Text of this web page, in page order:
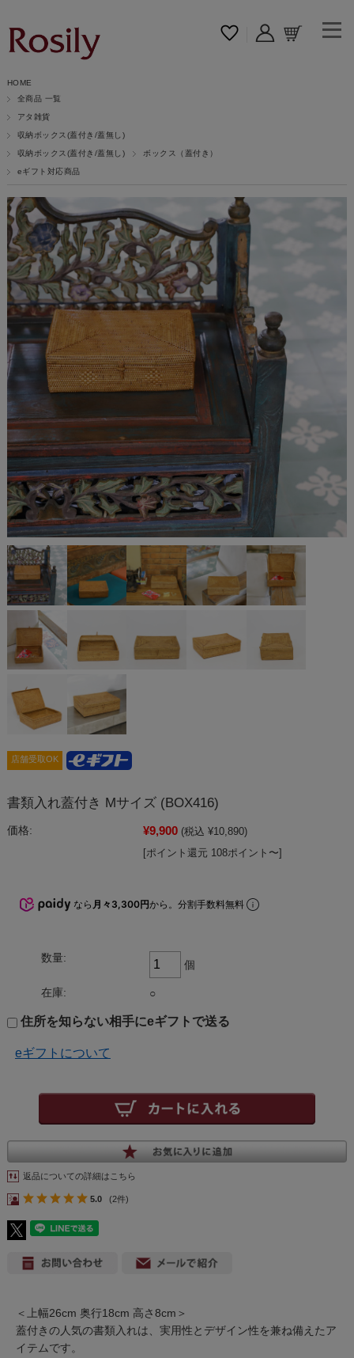
HOME
全商品 一覧
アタ雑貨
収納ボックス(蓋付き/蓋無し)
収納ボックス(蓋付き/蓋無し) ボックス（蓋付き）
eギフト対応商品
店舗受取OK
書類入れ蓋付き Mサイズ (BOX416)
価格: ¥9,900 (税込 ¥10,890)
[ポイント還元 108ポイント〜]
なら 月々3,300円から。分割手数料無料
数量:
個
在庫: ○
住所を知らない相手にeギフトで送る
eギフトについて
返品についての詳細はこちら
5.0 (2件)
＜上幅26cm 奥行18cm 高さ8cm＞
蓋付きの人気の書類入れは、実用性とデザイン性を兼ね備えたア
イテムです。